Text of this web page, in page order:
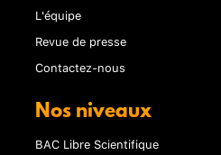
L'équipe
Revue de presse
Contactez-nous
Nos niveaux
BAC Libre Scientifique